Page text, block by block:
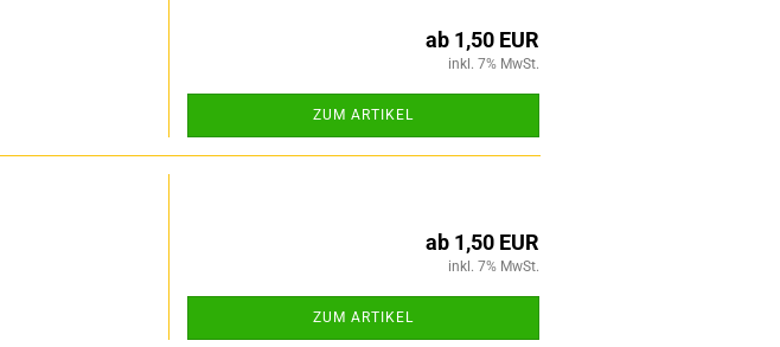
ab 1,50 EUR
inkl. 7% MwSt.
ZUM ARTIKEL
ab 1,50 EUR
inkl. 7% MwSt.
ZUM ARTIKEL